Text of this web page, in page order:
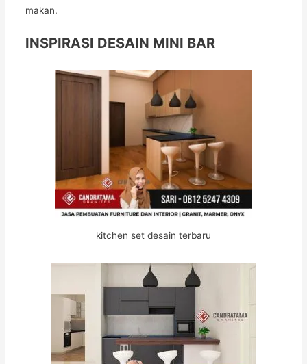
makan.
INSPIRASI DESAIN MINI BAR
kitchen set desain terbaru